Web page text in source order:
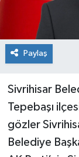
Paylaş
Sivrihisar
Tepebaşı
gözler
Belediye